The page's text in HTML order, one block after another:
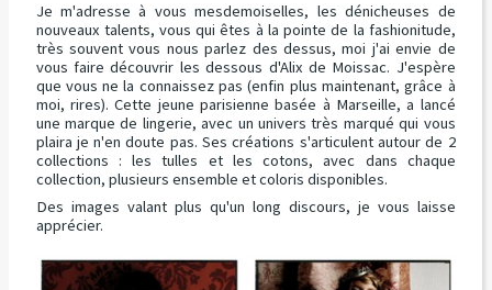
Je m'adresse à vous mesdemoiselles, les dénicheuses de
nouveaux talents, vous qui êtes à la pointe de la fashionitude,
très souvent vous nous parlez des dessus, moi j'ai envie de
vous faire découvrir les dessous d'Alix de Moissac. J'espère
que vous ne la connaissez pas (enfin plus maintenant, grâce à
moi, rires). Cette jeune parisienne basée à Marseille, a lancé
une marque de lingerie, avec un univers très marqué qui vous
plaira je n'en doute pas. Ses créations s'articulent autour de 2
collections : les tulles et les cotons, avec dans chaque
collection, plusieurs ensemble et coloris disponibles.
Des images valant plus qu'un long discours, je vous laisse
apprécier.